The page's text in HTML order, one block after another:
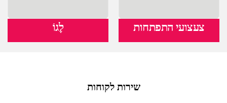
צעצועי התפתחות לֶגוֹ
שירות לקוחות